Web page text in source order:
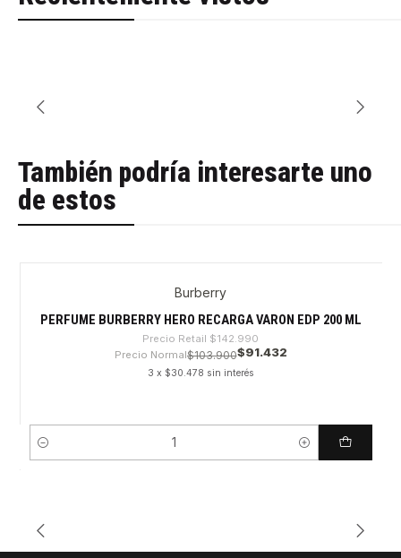
También podría interesarte uno
de estos
Burberry
PERFUME BURBERRY HERO RECARGA VARON EDP 200 ML
Precio Retail $142.990
Precio Normal$103.900$91.432
3 x $30.478 sin interés
Cantidad